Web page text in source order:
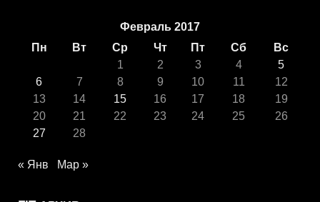
Февраль 2017
Пн
Вт Ср Чт Пт Сб
Вс
1
2 3 4
5
6
7 8 9 10 11
12
13
14 15 16 17 18
19
20
21 22 23 24 25
26
27
28
« Янв Мар »